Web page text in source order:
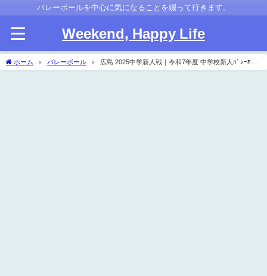
バレーボールを中心に気になることを綴って行きます。
Weekend, Happy Life
ホーム バレーボール
広島 2025中学新人戦｜令和7年度 中学校新人ﾊﾞﾚｰﾎﾞｰ
ﾙ大会 男子結果